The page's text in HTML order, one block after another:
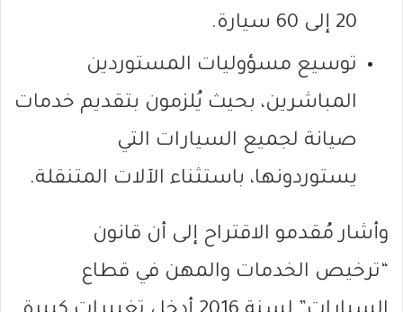
20 إلى 60 سيارة.
توسيع مسؤوليات المستوردين
المباشرين، بحيث يُلزمون بتقديم خدمات
صيانة لجميع السيارات التي
يستوردونها، باستثناء الآلات المتنقلة.
وأشار مُقدمو الاقتراح إلى أن قانون
“ترخيص الخدمات والمهن في قطاع